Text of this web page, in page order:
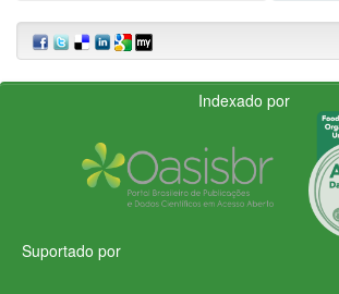
Indexado por
Suportado por